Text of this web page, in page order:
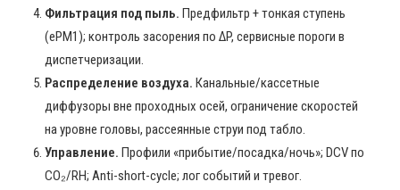
Фильтрация под пыль. Предфильтр + тонкая ступень
(ePM1); контроль засорения по ΔP, сервисные пороги в
диспетчеризации.
Распределение воздуха. Канальные/кассетные
диффузоры вне проходных осей, ограничение скоростей
на уровне головы, рассеянные струи под табло.
Управление. Профили «прибытие/посадка/ночь»; DCV по
CO₂/RH; Anti-short-cycle; лог событий и тревог.